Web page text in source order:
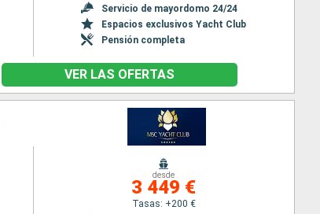
Servicio de mayordomo 24/24
Espacios exclusivos Yacht Club
Pensión completa
VER LAS OFERTAS
desde
3 449 €
Tasas: +200 €